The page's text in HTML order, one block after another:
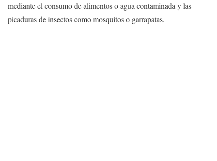
mediante el consumo de alimentos o agua contaminada y las
picaduras de insectos como mosquitos o garrapatas.